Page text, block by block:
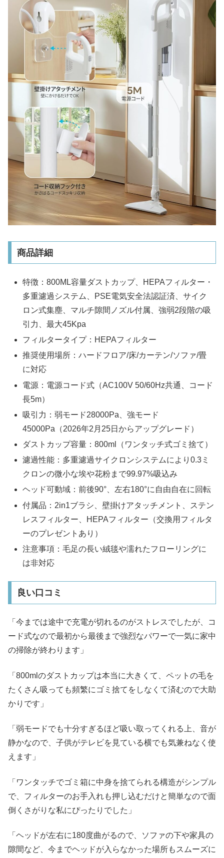
商品詳細
特徴：800ML容量ダストカップ、HEPAフィルター・
多重濾過システム、PSE電気安全法認証済、サイク
ロン式集塵、マルチ隙間ノズル付属、強弱2段階の吸
引力、最大45Kpa
フィルタータイプ：HEPAフィルター
推奨使用場所：ハードフロア/床/カーテン/ソファ/畳
に対応
電源：電源コード式（AC100V 50/60Hz共通、コード
長5m）
吸引力：弱モード28000Pa、強モード
45000Pa（2026年2月25日からアップグレード）
ダストカップ容量：800ml（ワンタッチ式ゴミ捨て）
濾過性能：多重濾過サイクロンシステムにより0.3ミ
クロンの微小な埃や花粉まで99.97%吸込み
ヘッド可動域：前後90°、左右180°に自由自在に回転
付属品：2in1ブラシ、壁掛けアタッチメント、ステン
レスフィルター、HEPAフィルター（交換用フィルタ
ーのプレゼントあり）
注意事項：毛足の長い絨毯や濡れたフローリングに
は非対応
良い口コミ
「今までは途中で充電が切れるのがストレスでしたが、コ
ード式なので最初から最後まで強烈なパワーで一気に家中
の掃除が終わります」
「800mlのダストカップは本当に大きくて、ペットの毛を
たくさん吸っても頻繁にゴミ捨てをしなくて済むので大助
かりです」
「弱モードでも十分すぎるほど吸い取ってくれる上、音が
静かなので、子供がテレビを見ている横でも気兼ねなく使
えます」
「ワンタッチでゴミ箱に中身を捨てられる構造がシンプル
で、フィルターのお手入れも押し込むだけと簡単なので面
倒くさがりな私にぴったりでした」
「ヘッドが左右に180度曲がるので、ソファの下や家具の
隙間など、今までヘッドが入らなかった場所もスムーズに